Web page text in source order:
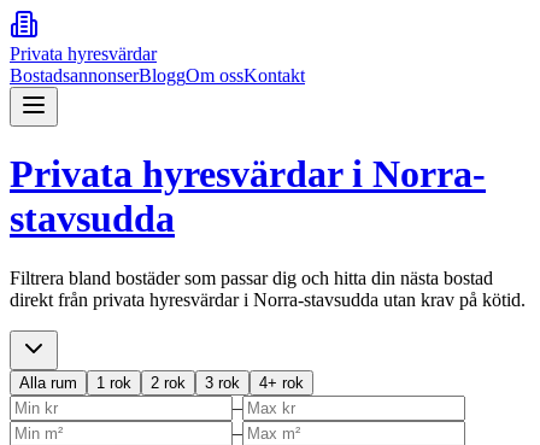
Privata hyresvärdar
BostadsannonserBloggOm ossKontakt
Privata hyresvärdar i Norra-
stavsudda
Filtrera bland bostäder som passar dig och hitta din nästa bostad
direkt från privata hyresvärdar i Norra-stavsudda utan krav på kötid.
Alla rum 1 rok 2 rok 3 rok 4+ rok
–
–